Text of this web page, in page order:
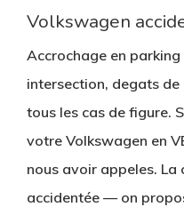
Volkswagen
Accrochage en
intersection, degats
tous les cas de figure.
votre Volkswagen en
nous avoir appeles. La
accidentée — on